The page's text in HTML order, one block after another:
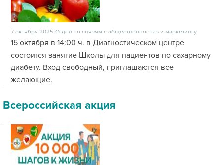
7 октября 2025 Отдел по связям с общественностью и маркетингу
15 октября в 14:00 ч. в Диагностическом центре
состоится занятие Школы для пациентов по сахарному
диабету. Вход свободный, приглашаются все
желающие.
Всероссийская акция